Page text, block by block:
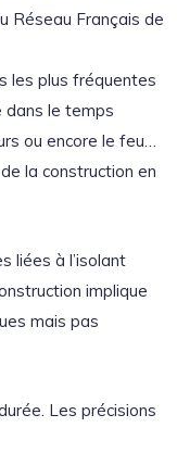
Réseau Français de
les plus fréquentes
dans le temps
ou encore le feu…
la construction en
liées à l’isolant
implique
mais pas
Les précisions